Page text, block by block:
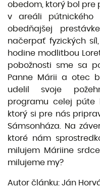
obedom, ktorý bol pre
v areáli pútnického
obedňajšej
načerpať fyzických
hodine modlitbou
pobožnosti sme sa
Panne Márii a otec
udelil svoje
programu celej púte
ktorý si pre nás
Sámsonháza. Na
ktoré nám
milujem Máriine
milujeme my?
Autor článku: Ján